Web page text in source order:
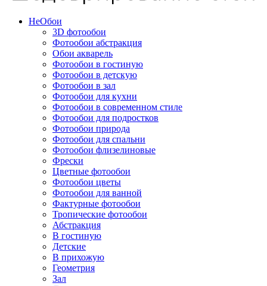
НеОбои
3D фотообои
Фотообои абстракция
Обои акварель
Фотообои в гостиную
Фотообои в детскую
Фотообои в зал
Фотообои для кухни
Фотообои в современном стиле
Фотообои для подростков
Фотообои природа
Фотообои для спальни
Фотообои флизелиновые
Фрески
Цветные фотообои
Фотообои цветы
Фотообои для ванной
Фактурные фотообои
Тропические фотообои
Абстракция
В гостиную
Детские
В прихожую
Геометрия
Зал